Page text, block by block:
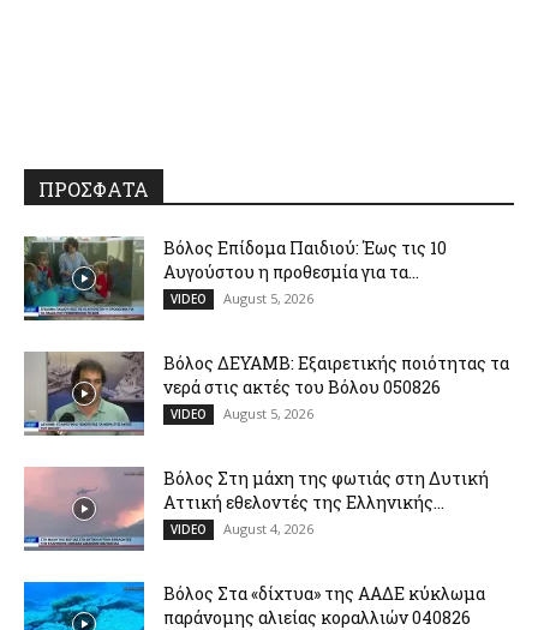
ΠΡΟΣΦΑΤΑ
Βόλος Επίδομα Παιδιού: Έως τις 10
Αυγούστου η προθεσμία για τα...
VIDEO August 5, 2026
Βόλος ΔΕΥΑΜΒ: Εξαιρετικής ποιότητας τα
νερά στις ακτές του Βόλου 050826
VIDEO August 5, 2026
Βόλος Στη μάχη της φωτιάς στη Δυτική
Αττική εθελοντές της Ελληνικής...
VIDEO August 4, 2026
Βόλος Στα «δίχτυα» της ΑΑΔΕ κύκλωμα
παράνομης αλιείας κοραλλιών 040826